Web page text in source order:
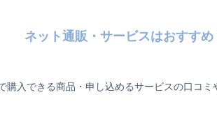
ネット通販・サービスはおすす
購入できる商品・申し込めるサービスの口コミ